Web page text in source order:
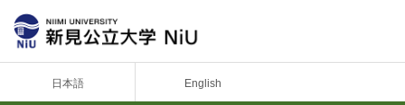
日本語 English